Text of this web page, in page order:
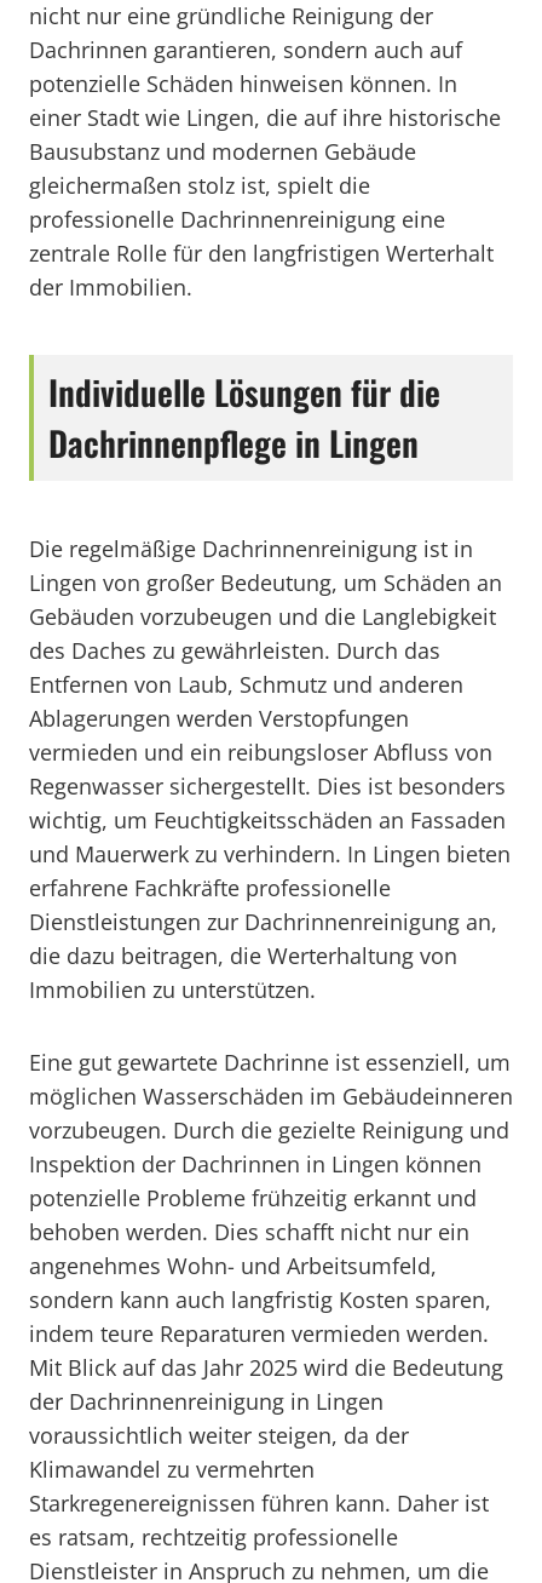
nicht nur eine gründliche Reinigung der
Dachrinnen garantieren, sondern auch auf
potenzielle Schäden hinweisen können. In
einer Stadt wie Lingen, die auf ihre historische
Bausubstanz und modernen Gebäude
gleichermaßen stolz ist, spielt die
professionelle Dachrinnenreinigung eine
zentrale Rolle für den langfristigen Werterhalt
der Immobilien.
Individuelle Lösungen für die
Dachrinnenpflege in Lingen
Die regelmäßige Dachrinnenreinigung ist in
Lingen von großer Bedeutung, um Schäden an
Gebäuden vorzubeugen und die Langlebigkeit
des Daches zu gewährleisten. Durch das
Entfernen von Laub, Schmutz und anderen
Ablagerungen werden Verstopfungen
vermieden und ein reibungsloser Abfluss von
Regenwasser sichergestellt. Dies ist besonders
wichtig, um Feuchtigkeitsschäden an Fassaden
und Mauerwerk zu verhindern. In Lingen bieten
erfahrene Fachkräfte professionelle
Dienstleistungen zur Dachrinnenreinigung an,
die dazu beitragen, die Werterhaltung von
Immobilien zu unterstützen.
Eine gut gewartete Dachrinne ist essenziell, um
möglichen Wasserschäden im Gebäudeinneren
vorzubeugen. Durch die gezielte Reinigung und
Inspektion der Dachrinnen in Lingen können
potenzielle Probleme frühzeitig erkannt und
behoben werden. Dies schafft nicht nur ein
angenehmes Wohn- und Arbeitsumfeld,
sondern kann auch langfristig Kosten sparen,
indem teure Reparaturen vermieden werden.
Mit Blick auf das Jahr 2025 wird die Bedeutung
der Dachrinnenreinigung in Lingen
voraussichtlich weiter steigen, da der
Klimawandel zu vermehrten
Starkregenereignissen führen kann. Daher ist
es ratsam, rechtzeitig professionelle
Dienstleister in Anspruch zu nehmen, um die